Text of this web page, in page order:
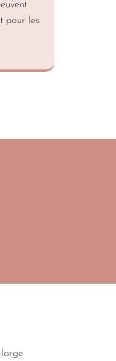
pour les